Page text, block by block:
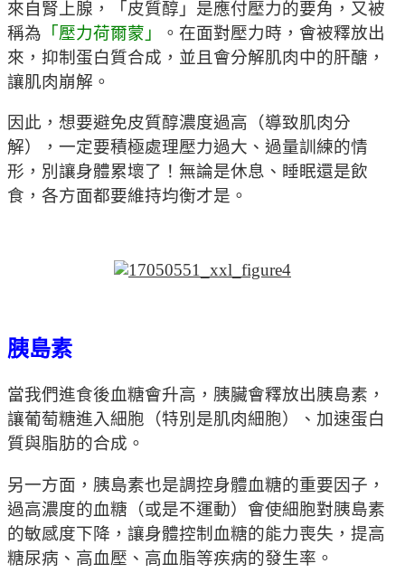
來自腎上腺，「皮質醇」是應付壓力的要角，又被
稱為 「壓力荷爾蒙」
。在面對壓力時，會被釋放出
來，抑制蛋白質合成，並且會分解肌肉中的肝醣，
讓肌肉崩解。
因此，想要避免皮質醇濃度過高（導致肌肉分
解），一定要積極處理壓力過大、過量訓練的情
形，別讓身體累壞了！無論是休息、睡眠還是飲
食，各方面都要維持均衡才是。
胰島素
當我們進食後血糖會升高，胰臟會釋放出胰島素，
讓葡萄糖進入細胞（特別是肌肉細胞）、加速蛋白
質與脂肪的合成。
另一方面，胰島素也是調控身體血糖的重要因子，
過高濃度的血糖（或是不運動）會使細胞對胰島素
的敏感度下降，讓身體控制血糖的能力喪失，提高
糖尿病、高血壓、高血脂等疾病的發生率。